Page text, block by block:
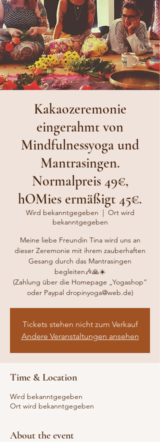
Kakaozeremonie
eingerahmt von
Mindfulnessyoga und
Mantrasingen.
Normalpreis 49€,
hOMies ermäßigt 45€.
Wird bekanntgegeben
  |
Ort wird
bekanntgegeben
Meine liebe Freundin Tina wird uns an
dieser Zeremonie mit ihrem zauberhaften
Gesang durch das Mantrasingen
begleiten🎶🙏☀️
(Zahlung über die Homepage „Yogashop“
oder Paypal dropinyoga@web.de)
Tickets stehen nicht zum Verkauf
Andere Veranstaltungen ansehen
Time & Location
Wird bekanntgegeben
Ort wird bekanntgegeben
About the event